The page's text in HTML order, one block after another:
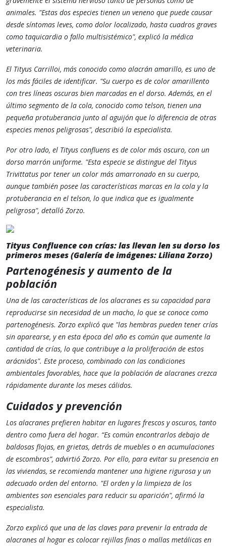
animales. "Estas dos especies tienen un veneno que puede causar
desde síntomas leves, como dolor localizado, hasta cuadros graves
como taquicardia o fallo multisistémico", explicó la médica
veterinaria.
El Tityus Carrilloi, más conocido como alacrán amarillo, es uno de
los más fáciles de identificar. "Su cuerpo es de color amarillento
con tres líneas oscuras bien marcadas en el dorso. Además, en el
último segmento de la cola, conocido como telson, tienen una
pequeña protuberancia junto al aguijón que lo diferencia de otras
especies menos peligrosas", describió la especialista​.
Por otro lado, el Tityus confluens es de color más oscuro, con un
dorso marrón uniforme. "Esta especie se distingue del Tityus
Trivittatus por tener un color más amarronado en su cuerpo,
aunque también posee las características marcas en la cola y la
protuberancia en el telson, lo que indica que es igualmente
peligrosa", detalló Zorzo​.
Tityus Confluence con crías: las llevan len su dorso los
primeros meses (Galería de imágenes: Liliana Zorzo)
Partenogénesis y aumento de la
población
Una de las características de los alacranes es su capacidad para
reproducirse sin necesidad de un macho, lo que se conoce como
partenogénesis. Zorzo explicó que "las hembras pueden tener crías
sin aparearse, y en esta época del año es común que aumente la
cantidad de crías, lo que contribuye a la proliferación de estos
arácnidos"​. Este proceso, combinado con las condiciones
ambientales favorables, hace que la población de alacranes crezca
rápidamente durante los meses cálidos.
Cuidados y prevención
Los alacranes prefieren habitar en lugares frescos y oscuros, tanto
dentro como fuera del hogar. “Es común encontrarlos debajo de
baldosas flojas, en grietas, detrás de muebles o en acumulaciones
de escombros”, advirtió Zorzo​. Por ello, para evitar su presencia en
las viviendas, se recomienda mantener una higiene rigurosa y un
adecuado orden del entorno. "El orden y la limpieza de los
ambientes son esenciales para reducir su aparición", afirmó la
especialista​.
Zorzo explicó que una de las claves para prevenir la entrada de
alacranes al hogar es colocar rejillas finas o mallas metálicas en